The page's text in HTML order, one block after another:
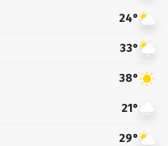
24°
33°
38°
21°
29°